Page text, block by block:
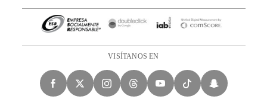
VISÍTANOS EN